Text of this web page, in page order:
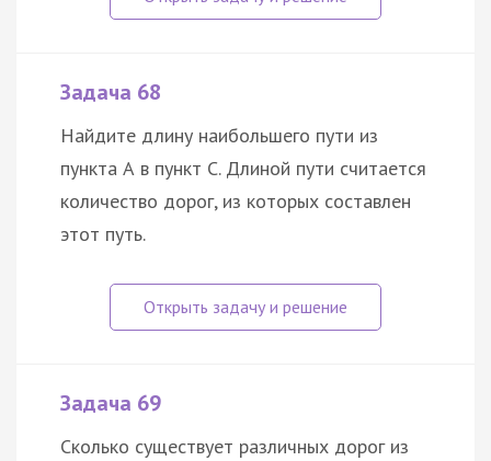
Задача 68
Найдите длину наибольшего пути из
пункта А в пункт С. Длиной пути считается
количество дорог, из которых составлен
этот путь.
Задача 69
Сколько существует различных дорог из